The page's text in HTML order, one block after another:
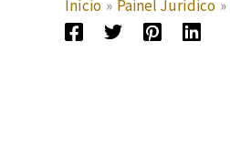
Início Painel Jurídico